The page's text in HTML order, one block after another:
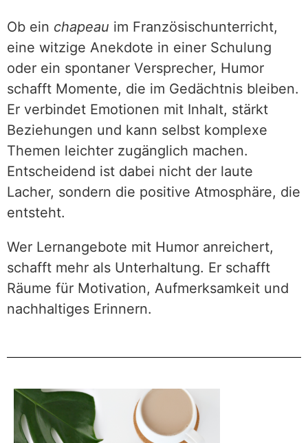
Ob ein chapeau im Französischunterricht,
eine witzige Anekdote in einer Schulung
oder ein spontaner Versprecher, Humor
schafft Momente, die im Gedächtnis bleiben.
Er verbindet Emotionen mit Inhalt, stärkt
Beziehungen und kann selbst komplexe
Themen leichter zugänglich machen.
Entscheidend ist dabei nicht der laute
Lacher, sondern die positive Atmosphäre, die
entsteht.
Wer Lernangebote mit Humor anreichert,
schafft mehr als Unterhaltung. Er schafft
Räume für Motivation, Aufmerksamkeit und
nachhaltiges Erinnern.